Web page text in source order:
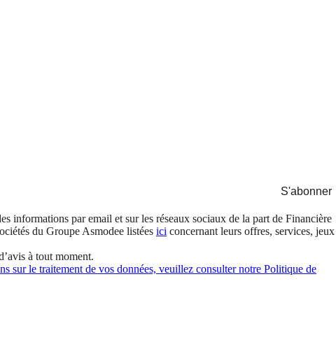
S'abonner
informations par email et sur les réseaux sociaux de la part de Financière
du Groupe Asmodee listées ici concernant leurs offres, services,
à tout moment.
sur le traitement de vos données, veuillez consulter notre Politique de